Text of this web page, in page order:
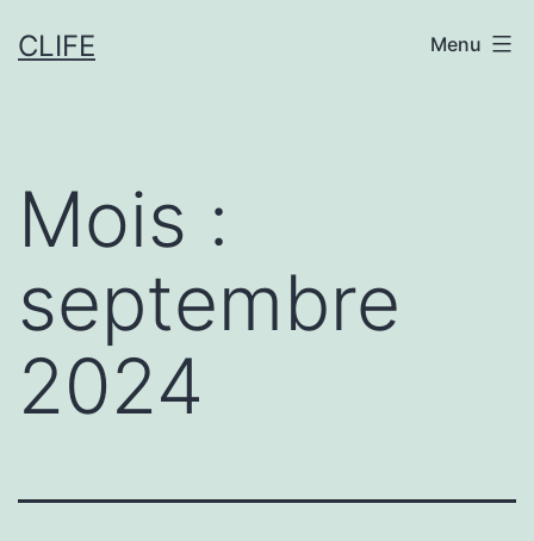
auCLIFE Menu
Mois :
septembre
2024